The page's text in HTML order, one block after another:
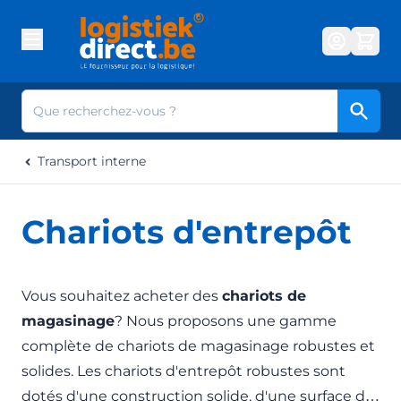
Transport interne
Chariots d'entrepôt
Vous souhaitez acheter des chariots de
magasinage? Nous proposons une gamme
complète de chariots de magasinage robustes et
solides. Les chariots d'entrepôt robustes sont
dotés d'une construction solide, d'une surface de